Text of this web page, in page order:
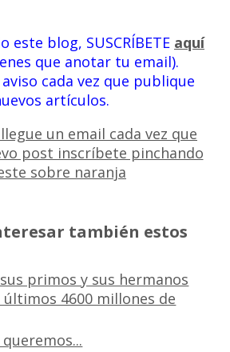
este blog, SUSCRÍBETE aquí
que anotar tu email).
cada vez que publique
artículos.
también estos
primos y sus hermanos
4600 millones de